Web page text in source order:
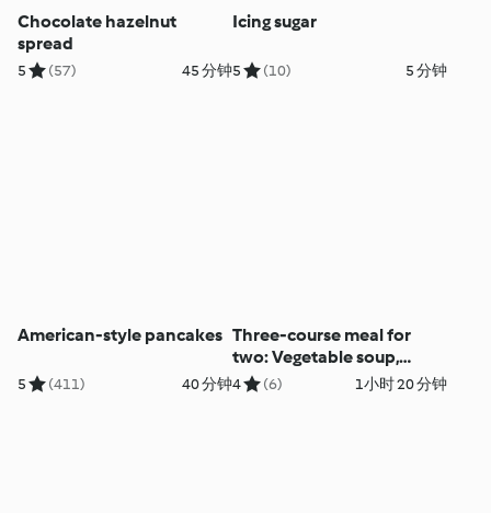
Chocolate hazelnut
spread
5 (57) 45 分钟
Icing sugar
5 (10) 5 分钟
American-style pancakes
5 (411) 40 分钟
Three-course meal for
two: Vegetable soup,
Chicken casserole with
4 (6) 1小时 20 分钟